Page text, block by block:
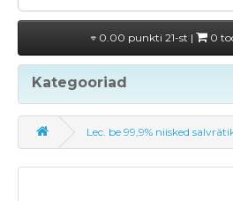
0.00 punkti 21-st | 0
Kategooriad
Lec. be 99,9% niisked